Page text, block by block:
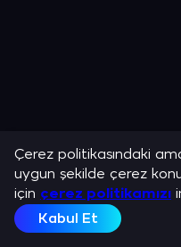
Çerez politikasındaki
uygun şekilde çerez
için çerez politikamızı
Kabul Et